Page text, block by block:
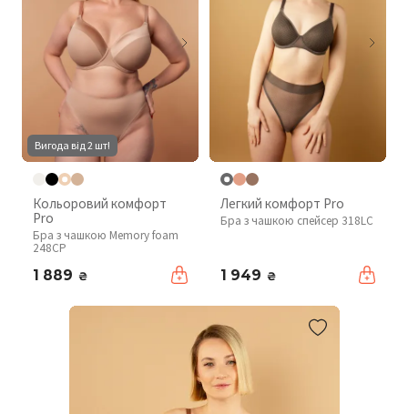
Вигода від 2 шт!
Кольоровий комфорт
Pro
Бра з чашкою Memory foam
248CP
1 889 ₴
Легкий комфорт Pro
Бра з чашкою спейсер 318LC
1 949 ₴